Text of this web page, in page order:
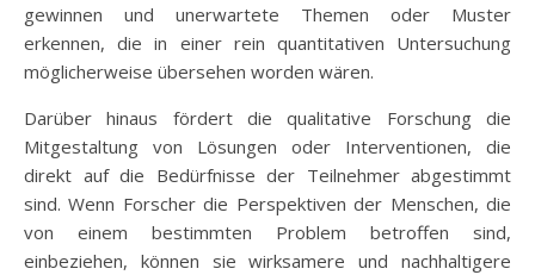
gewinnen und unerwartete Themen oder Muster
erkennen, die in einer rein quantitativen Untersuchung
möglicherweise übersehen worden wären.
Darüber hinaus fördert die qualitative Forschung die
Mitgestaltung von Lösungen oder Interventionen, die
direkt auf die Bedürfnisse der Teilnehmer abgestimmt
sind. Wenn Forscher die Perspektiven der Menschen, die
von einem bestimmten Problem betroffen sind,
einbeziehen, können sie wirksamere und nachhaltigere